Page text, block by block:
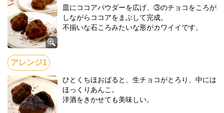
皿にココアパウダーを広げ、③のチョコをころが
しながらココアをまぶして完成。
不揃いな石ころみたいな形がカワイイです。
ひとくちほおばると、生チョコがとろり、中には
ほっくりあんこ。
洋酒をきかせても美味しい。